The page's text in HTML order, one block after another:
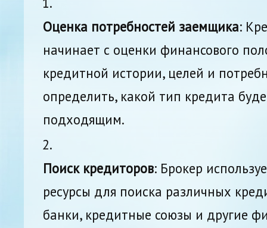
Оценка потребностей заемщика:
начинает с оценки финансового
кредитной истории, целей и
определить, какой тип кредита
подходящим.
Поиск кредиторов: Брокер
ресурсы для поиска различных
банки, кредитные союзы и другие